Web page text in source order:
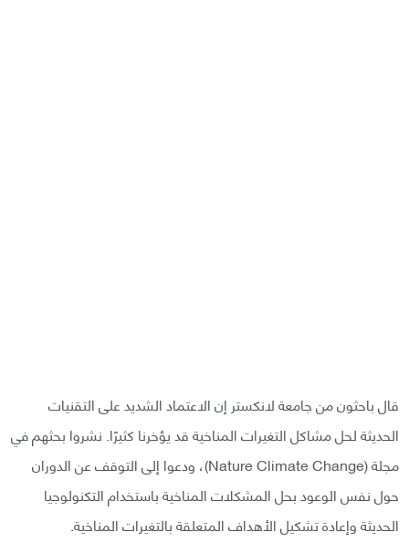
قال باحثون من جامعة لانكستر إن الاعتماد الشديد على التقنيات
الحديثة لحل مشاكل التغيرات المناخية قد يؤخرنا كثيرًا. نشروا بحثهم في
مجلة (Nature Climate Change)، ودعوا إلى التوقف عن الدوران
حول نفس الوعود بحل المشكلات المناخية باستخدام التكنولوجيا
الحديثة وإعادة تشكيل الأهداف المتعلقة بالتغيرات المناخية.